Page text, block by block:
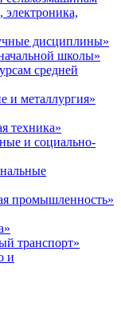
электроника,
дисциплины»
школы»
средней
и металлургия»
техника»
и социально-
промышленность»
транспорт»
и